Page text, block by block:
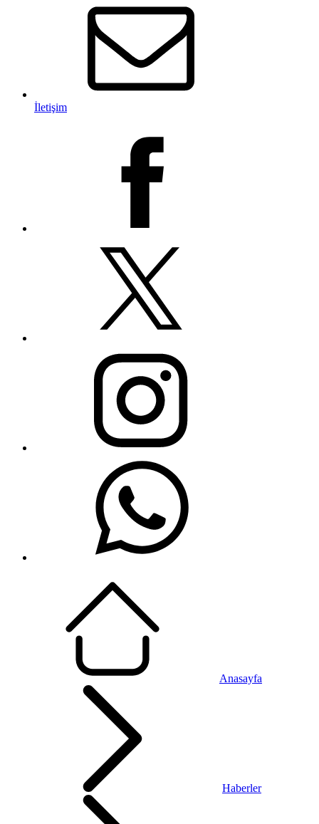
İletişim
Anasayfa
Haberler